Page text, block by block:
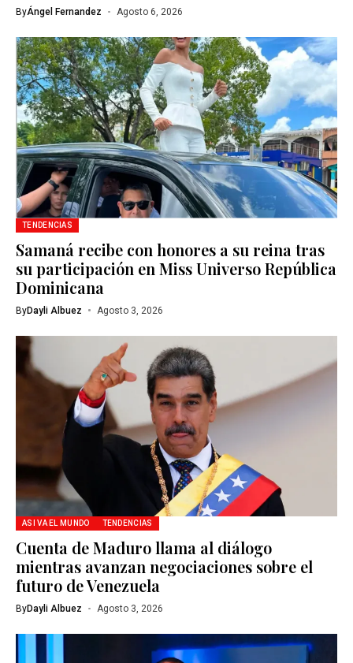
ByÁngel Fernandez Agosto 6, 2026
TENDENCIAS
Samaná recibe con honores a su reina tras
su participación en Miss Universo República
Dominicana
ByDayli Albuez Agosto 3, 2026
ASI VA EL MUNDO TENDENCIAS
Cuenta de Maduro llama al diálogo
mientras avanzan negociaciones sobre el
futuro de Venezuela
ByDayli Albuez Agosto 3, 2026